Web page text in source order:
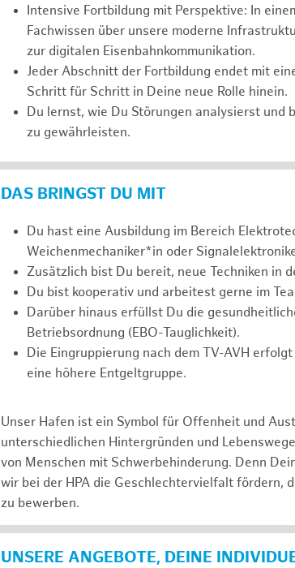
Intensive Fortbildung mit Perspektive: In
Fachwissen über unsere moderne
zur digitalen Eisenbahnkommunikation.
Jeder Abschnitt der Fortbildung endet mit
Schritt für Schritt in Deine neue Rolle hinein.
Du lernst, wie Du Störungen analysierst und
zu gewährleisten.
DAS BRINGST DU MIT
Du hast eine Ausbildung im Bereich
Weichenmechaniker*in oder
Zusätzlich bist Du bereit, neue Techniken in
Du bist kooperativ und arbeitest gerne im
Darüber hinaus erfüllst Du die
Betriebsordnung (EBO-Tauglichkeit).
Die Eingruppierung nach dem TV-AVH
eine höhere Entgeltgruppe.
Unser Hafen ist ein Symbol für Offenheit und
unterschiedlichen Hintergründen und
von Menschen mit Schwerbehinderung. Denn
wir bei der HPA die Geschlechtervielfalt fördern,
zu bewerben.
UNSERE ANGEBOTE, DEINE